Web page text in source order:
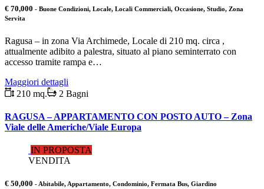
€ 70,000 - Buone Condizioni, Locale, Locali Commerciali, Occasione, Studio, Zona
Servita
Ragusa – in zona Via Archimede, Locale di 210 mq. circa ,
attualmente adibito a palestra, situato al piano seminterrato con
accesso tramite rampa e…
Maggiori dettagli
210 mq.
2 Bagni
RAGUSA – APPARTAMENTO CON POSTO AUTO – Zona
Viale delle Americhe/Viale Europa
IN PROPOSTA
VENDITA
€ 50,000 - Abitabile, Appartamento, Condominio, Fermata Bus, Giardino